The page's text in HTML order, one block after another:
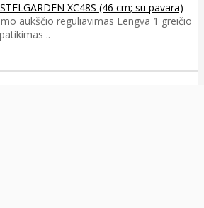
XC48S (46 cm; su pavara)
aukščio reguliavimas Lengva 1 greičio
..